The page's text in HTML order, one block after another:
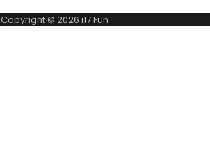
Copyright © 2026 i17 Fun